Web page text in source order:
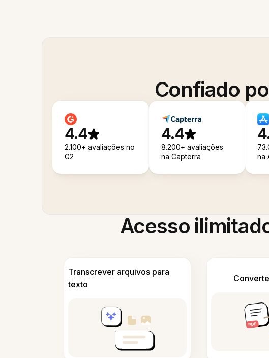
Confiado
4.4
2.100+ avaliações no
G2
4.4
8.200+ avaliações
na Capterra
na
Acesso
Transcrever arquivos para
texto